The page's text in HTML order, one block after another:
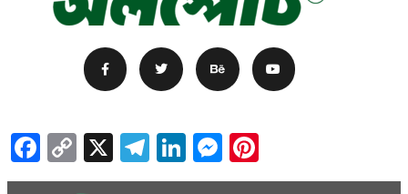
Facebook
Copy
Link
X Telegram
LinkedIn
Messenger